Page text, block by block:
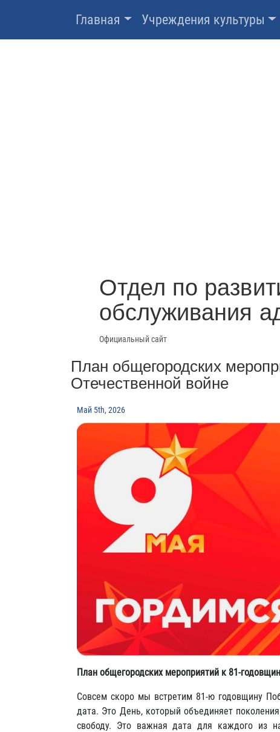
Главная Учреждения культуры
Отдел по
обслуживания
Официальный сайт
План общегородских
Отечественной войне
Май 5th, 2026
План общегородских мероприятий к 81-
Совсем скоро мы встретим 81-ю годовщину
дата. Это День, который объединяет
свободу. Это важная дата для каждого из